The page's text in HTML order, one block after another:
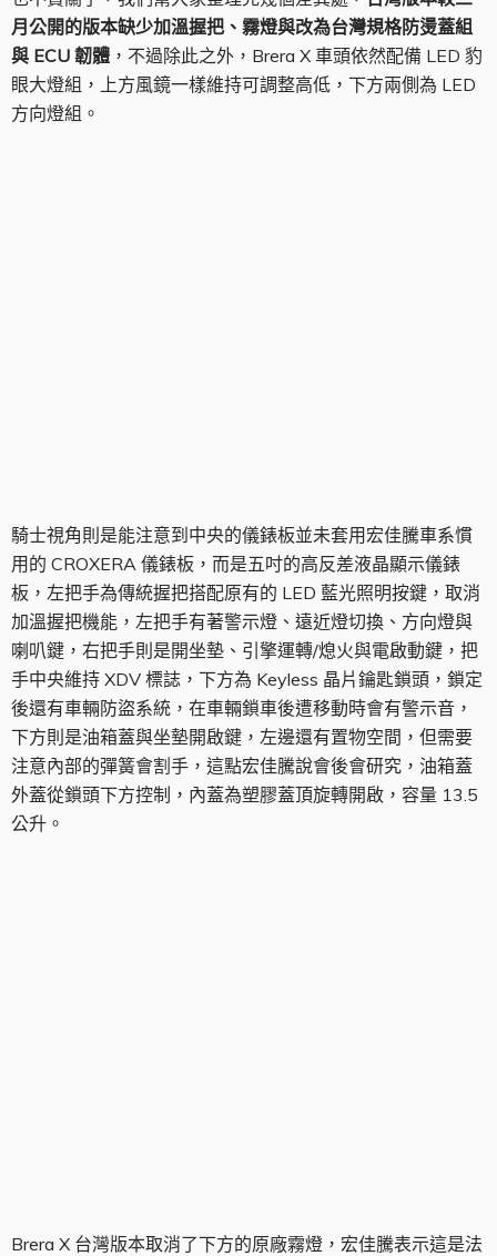
月公開的版本缺少加溫握把、霧燈與改為台灣規格防燙蓋組
與 ECU 韌體 ，不過除此之外，Brera X 車頭依然配備 LED 豹
眼大燈組，上方風鏡一樣維持可調整高低，下方兩側為 LED
方向燈組。
騎士視角則是能注意到中央的儀錶板並未套用宏佳騰車系慣
用的 CROXERA 儀錶板，而是五吋的高反差液晶顯示儀錶
板，左把手為傳統握把搭配原有的 LED 藍光照明按鍵，取消
加溫握把機能，左把手有著警示燈、遠近燈切換、方向燈與
喇叭鍵，右把手則是開坐墊、引擎運轉/熄火與電啟動鍵，把
手中央維持 XDV 標誌，下方為 Keyless 晶片鑰匙鎖頭，鎖定
後還有車輛防盜系統，在車輛鎖車後遭移動時會有警示音，
下方則是油箱蓋與坐墊開啟鍵，左邊還有置物空間，但需要
注意內部的彈簧會割手，這點宏佳騰說會後會研究，油箱蓋
外蓋從鎖頭下方控制，內蓋為塑膠蓋頂旋轉開啟，容量 13.5
公升。
Brera X 台灣版本取消了下方的原廠霧燈，宏佳騰表示這是法